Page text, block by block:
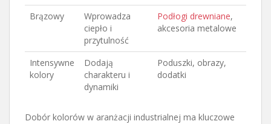
Brązowy
Wprowadza
ciepło i
przytulność
Podłogi drewniane,
akcesoria metalowe
Intensywne
kolory
Dodają
charakteru i
dynamiki
Poduszki, obrazy,
dodatki
Dobór kolorów w aranżacji industrialnej ma kluczowe